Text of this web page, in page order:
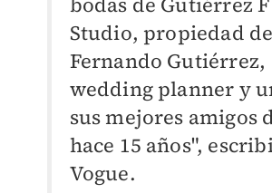
Studio, propiedad de
Fernando Gutiérrez,
wedding planner y
sus mejores amigos
hace 15 años",
Vogue.